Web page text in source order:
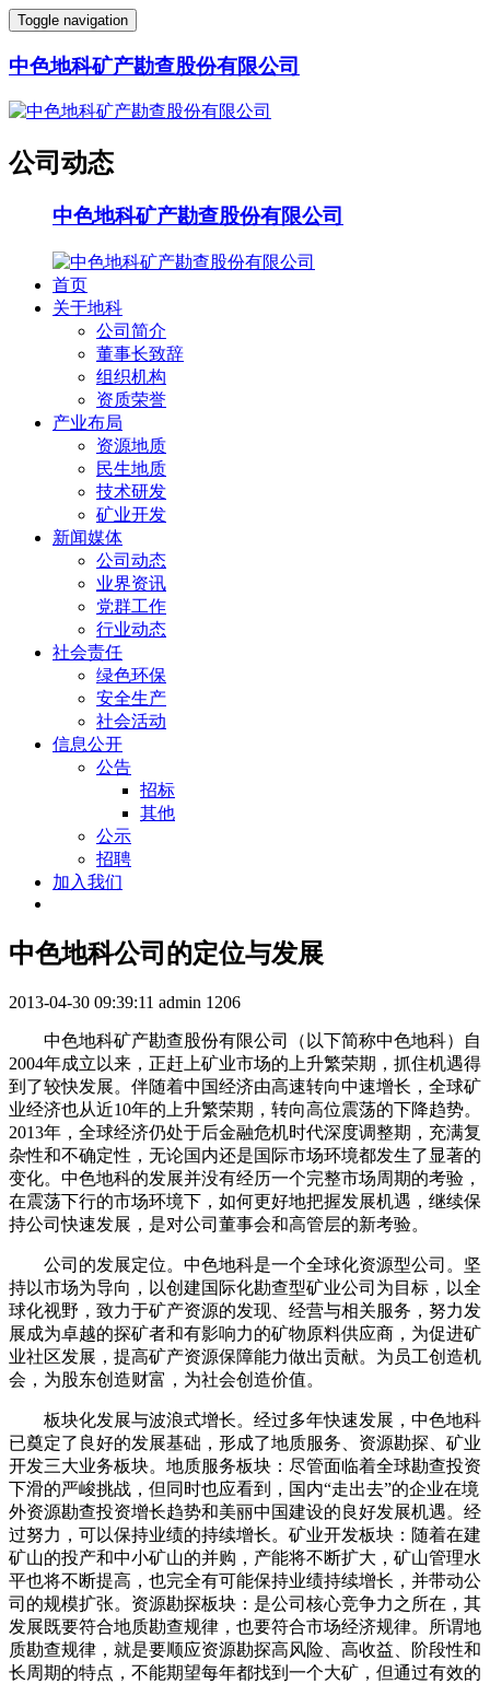
Toggle navigation
中色地科矿产勘查股份有限公司
公司动态
中色地科矿产勘查股份有限公司
首页
关于地科
公司简介
董事长致辞
组织机构
资质荣誉
产业布局
资源地质
民生地质
技术研发
矿业开发
新闻媒体
公司动态
业界资讯
党群工作
行业动态
社会责任
绿色环保
安全生产
社会活动
信息公开
公告
招标
其他
公示
招聘
加入我们
中色地科公司的定位与发展
2013-04-30 09:39:11 admin 1206
中色地科矿产勘查股份有限公司（以下简称中色地科）自
2004年成立以来，正赶上矿业市场的上升繁荣期，抓住机遇得
到了较快发展。伴随着中国经济由高速转向中速增长，全球矿
业经济也从近10年的上升繁荣期，转向高位震荡的下降趋势。
2013年，全球经济仍处于后金融危机时代深度调整期，充满复
杂性和不确定性，无论国内还是国际市场环境都发生了显著的
变化。中色地科的发展并没有经历一个完整市场周期的考验，
在震荡下行的市场环境下，如何更好地把握发展机遇，继续保
持公司快速发展，是对公司董事会和高管层的新考验。
公司的发展定位。中色地科是一个全球化资源型公司。坚
持以市场为导向，以创建国际化勘查型矿业公司为目标，以全
球化视野，致力于矿产资源的发现、经营与相关服务，努力发
展成为卓越的探矿者和有影响力的矿物原料供应商，为促进矿
业社区发展，提高矿产资源保障能力做出贡献。为员工创造机
会，为股东创造财富，为社会创造价值。
板块化发展与波浪式增长。经过多年快速发展，中色地科
已奠定了良好的发展基础，形成了地质服务、资源勘探、矿业
开发三大业务板块。地质服务板块：尽管面临着全球勘查投资
下滑的严峻挑战，但同时也应看到，国内“走出去”的企业在境
外资源勘查投资增长趋势和美丽中国建设的良好发展机遇。经
过努力，可以保持业绩的持续增长。矿业开发板块：随着在建
矿山的投产和中小矿山的并购，产能将不断扩大，矿山管理水
平也将不断提高，也完全有可能保持业绩持续增长，并带动公
司的规模扩张。资源勘探板块：是公司核心竞争力之所在，其
发展既要符合地质勘查规律，也要符合市场经济规律。所谓地
质勘查规律，就是要顺应资源勘探高风险、高收益、阶段性和
长周期的特点，不能期望每年都找到一个大矿，但通过有效的